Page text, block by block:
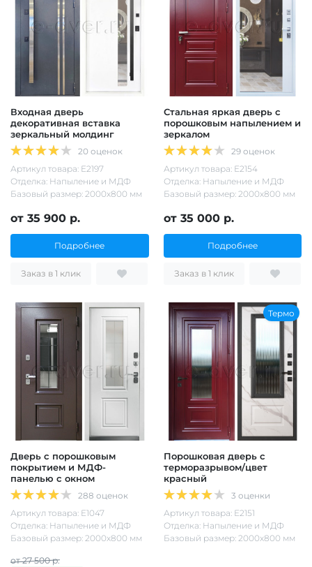
Входная дверь
декоративная вставка
зеркальный молдинг
20 оценок
Артикул товара: Е2197
Отделка: Напыление и МДФ
Базовый размер: 2000х800 мм
от 35 900 р.
Подробнее
Заказ в 1 клик
Стальная яркая дверь с
порошковым напылением и
зеркалом
29 оценок
Артикул товара: Е2154
Отделка: Напыление и МДФ
Базовый размер: 2000х800 мм
от 35 000 р.
Подробнее
Заказ в 1 клик
Дверь с порошковым
покрытием и МДФ-
панелью с окном
288 оценок
Артикул товара: Е1047
Отделка: Напыление и МДФ
Базовый размер: 2000х800 мм
от 27 500 р.
Термо
Порошковая дверь с
терморазрывом/цвет
красный
3 оценки
Артикул товара: Е2151
Отделка: Напыление и МДФ
Базовый размер: 2000х800 мм